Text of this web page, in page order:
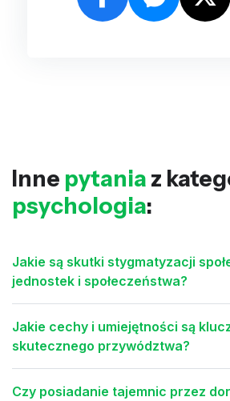
Inne pytania z
psychologia:
Jakie są skutki stygmatyzacji
jednostek i społeczeństwa?
Jakie cechy i umiejętności są
skutecznego przywództwa?
Czy posiadanie tajemnic przez